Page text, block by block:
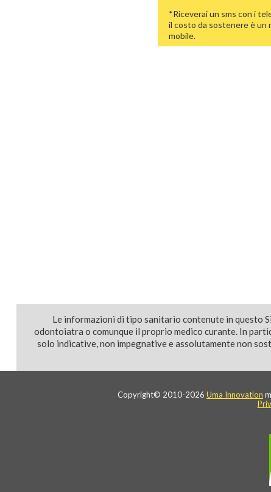
*Riceverai un sms con i
il costo da sostenere è un
mobile.
Le informazioni di tipo sanitario contenute in questo
odontoiatra o comunque il proprio medico curante. In
solo indicative, non impegnative e assolutamente non
Copyright© 2010-2026 Uma Innovation